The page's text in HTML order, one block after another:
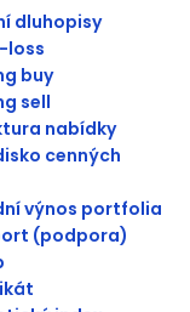
dluhopisy
loss
buy
sell
nabídky
cenných
výnos portfolia
(podpora)